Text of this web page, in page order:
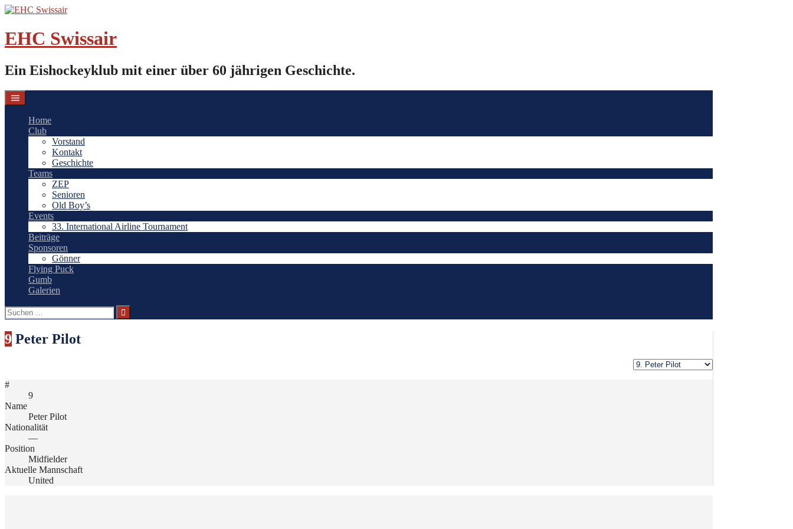
Springe
Inhalt
EHC Swissair
Ein Eishockeyklub mit einer über 60 jährigen Geschichte.
Home
Club
Vorstand
Kontakt
Geschichte
Teams
ZEP
Senioren
Old Boy’s
Events
33. International Airline Tournament
Beiträge
Sponsoren
Gönner
Flying Puck
Gumb
Galerien
Suchen
nach:
9 Peter Pilot
#
9
Name
Peter Pilot
Nationalität
—
Position
Midfielder
Aktuelle Mannschaft
United